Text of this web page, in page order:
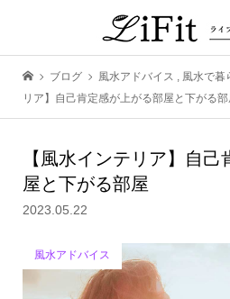
ブログ 風水アドバイス , 風水で暮
リア】自己肯定感が上がる部屋と下がる部
【風水インテリア】自
屋と下がる部屋
2023.05.22
風水アドバイス